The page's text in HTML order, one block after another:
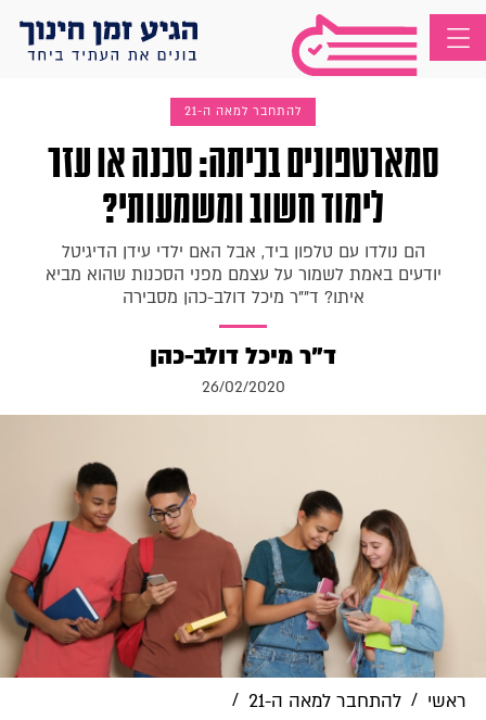
להתחבר למאה ה-21
סמארטפונים בכיתה: סכנה או עזר
לימוד חשוב ומשמעותי?
הם נולדו עם טלפון ביד, אבל האם ילדי עידן הדיגיטל
יודעים באמת לשמור על עצמם מפני הסכנות שהוא מביא
איתו? ד""ר מיכל דולב-כהן מסבירה
ד"ר מיכל דולב-כהן
26/02/2020
ראשי / להתחבר למאה ה-21
/